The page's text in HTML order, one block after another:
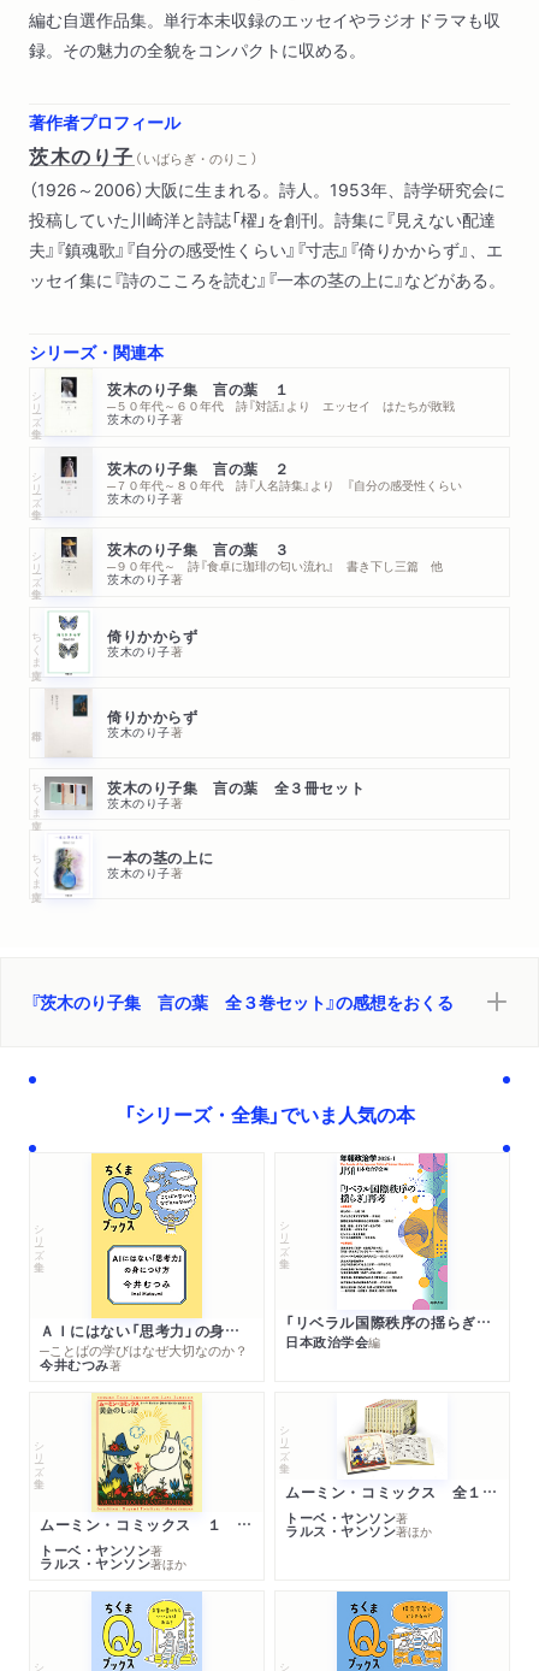
編む自選作品集。単行本未収録のエッセイやラジオドラマも収
録。その魅力の全貌をコンパクトに収める。
著作者プロフィール
茨木のり子 （ いばらぎ・のりこ ）
（1926～2006）大阪に生まれる。詩人。1953年、詩学研究会に
投稿していた川崎洋と詩誌「櫂」を創刊。詩集に『見えない配達
夫』『鎮魂歌』『自分の感受性くらい』『寸志』『倚りかからず』、エ
ッセイ集に『詩のこころを読む』『一本の茎の上に』などがある。
シリーズ・関連本
シリーズ・全集 茨木のり子集 言の葉 １
─５０年代～６０年代 詩『対話』より エッセイ はたちが敗戦
茨木のり子著
シリーズ・全集 茨木のり子集 言の葉 ２
─７０年代～８０年代 詩『人名詩集』より 『自分の感受性くらい
茨木のり子著
シリーズ・全集 茨木のり子集 言の葉 ３
─９０年代～ 詩『食卓に珈琲の匂い流れ』 書き下し三篇 他
茨木のり子著
ちくま文庫 倚りかからず
茨木のり子著
倚りかからず
茨木のり子著
ちくま文庫 茨木のり子集 言の葉 全３冊セット
茨木のり子著
ちくま文庫 一本の茎の上に
茨木のり子著
『茨木のり子集 言の葉 全３巻セット』の感想をおくる
「シリーズ・全集」でいま人気の本
シリーズ・全集
ＡＩにはない「思考力」の身につけ方
─ことばの学びはなぜ大切なのか？
今井むつみ著
シリーズ・全集
「リベラル国際秩序の揺らぎ」再考 年報政治学２０２６‐Ⅰ
日本政治学会編
シリーズ・全集
ムーミン・コミックス １ 黄金のしっぽ
トーベ・ヤンソン著
ラルス・ヤンソン著ほか
シリーズ・全集
ムーミン・コミックス 全１４巻セット
トーベ・ヤンソン著
ラルス・ヤンソン著ほか